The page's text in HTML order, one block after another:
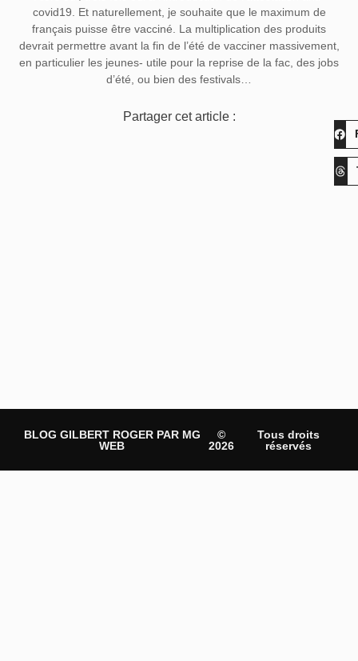
covid19. Et naturellement, je souhaite que le maximum de
français puisse être vacciné. La multiplication des produits
devrait permettre avant la fin de l’été de vacciner massivement,
en particulier les jeunes- utile pour la reprise de la fac, des jobs
d’été, ou bien des festivals…
Partager cet article :
BLOG GILBERT ROGER PAR MG
WEB
©
2026
Tous droits
réservés